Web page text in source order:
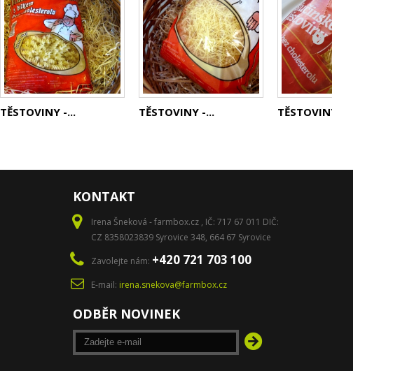
TĚSTOVINY -... TĚSTOVINY -... TĚSTOVINY -...
KONTAKT
Irena Šneková - farmbox.cz , IČ: 717 67 011 DIČ:
CZ 8358023839 Syrovice 348, 664 67 Syrovice
Zavolejte nám: +420 721 703 100
E-mail: irena.snekova@farmbox.cz
ODBĚR NOVINEK